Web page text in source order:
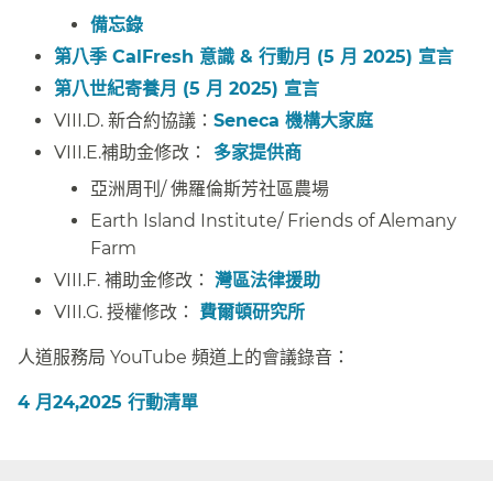
備忘錄​​
第八季 CalFresh 意識 & 行動月 (5 月 2025) 宣言​​
第八世紀寄養月 (5 月 2025) 宣言​​
VIII.D. 新合約協議： Seneca 機構大家庭
VIII.E.補助金修改：​​ 多家提供商​​
亞洲周刊/ 佛羅倫斯芳社區農場​​
Earth Island Institute/ Friends of Alemany
Farm​​
VIII.F. 補助金修改： 灣區法律援助
VIII.G. 授權修改： 費爾頓研究所
人道服務局 YouTube 頻道上的會議錄音：​​
4 月24,2025 行動清單​​